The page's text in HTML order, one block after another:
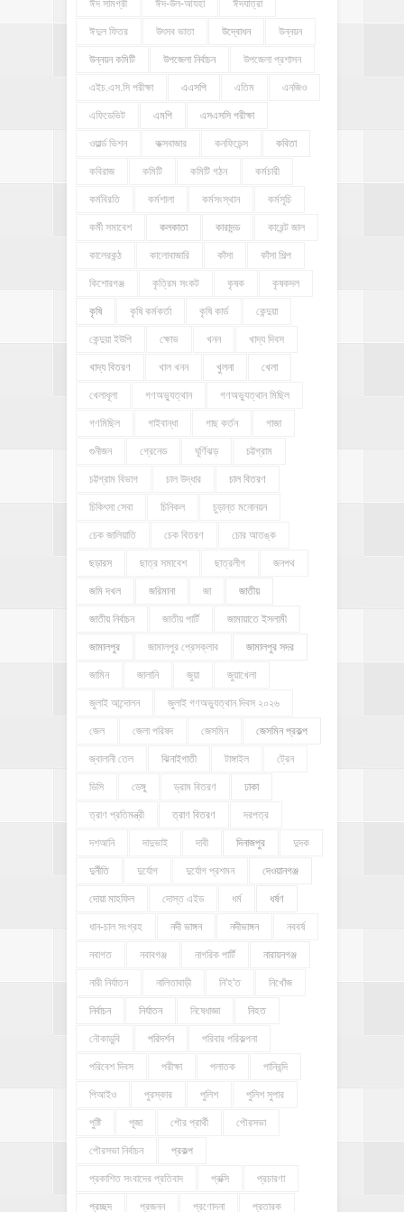
ঈদ সামগ্রী ঈদ-উল-আযহা ঈদযাত্রা
ঈদুল ফিতর উৎসব ভাতা উদ্বোধন উন্নয়ন
উন্নয়ন কমিটি উপজেলা নির্বাচন উপজেলা প্রশাসন
এইচ.এস.সি পরীক্ষা এএসপি এতিম এনজিও
এফিডেভিট এমপি এসএসসি পরীক্ষা
ওয়ার্ল্ড ভিশন কক্সবাজার কনফিডেন্স কবিতা
কবিরাজ কমিটি কমিটি গঠন কর্মচারী
কর্মবিরতি কর্মশালা কর্মসংস্থান কর্মসূচি
কর্মী সমাবেশ কলকাতা কারাদন্ড কারেন্ট জাল
কালেরকন্ঠ কালোবাজারি কাঁসা কাঁসা শিল্প
কিশোরগঞ্জ কৃত্রিম সংকট কৃষক কৃষকদল
কৃষি কৃষি কর্মকর্তা কৃষি কার্ড কেন্দুয়া
কেন্দুয়া ইউপি ক্ষোভ খনন খাদ্য দিবস
খাদ্য বিতরণ খাল খনন খুলনা খেলা
খেলাধূলা গণঅভ্যুত্থান গণঅভ্যুত্থান মিছিল
গণমিছিল গাইবান্ধা গাছ কর্তন গাজা
গুনীজন গ্রেনেড ঘূর্ণিঝড় চট্টগ্রাম
চট্টগ্রাম বিভাগ চাল উদ্ধার চাল বিতরণ
চিকিৎসা সেবা চিনিকল চুড়ান্ত মনোনয়ন
চেক জালিয়াতি চেক বিতরণ চোর আতঙ্ক
ছড়ারস ছাত্র সমাবেশ ছাত্রলীগ জনপথ
জমি দখল জরিমানা জা জাতীয়
জাতীয় নির্বাচন জাতীয় পার্টি জামায়াতে ইসলামী
জামালপুর জামালপুর প্রেসক্লাব জামালপুর সদর
জামিন জালানি জুয়া জুয়াখেলা
জুলাই আন্দোলন জুলাই গণঅভ্যুত্থান দিবস ২০২৬
জেল জেলা পরিষদ জেসমিন জেসমিন প্রকল্প
জ্বালানী তেল ঝিনাইগাতী টাঙ্গাইল ট্রেন
ডিসি ডেঙ্গু ড্রাম বিতরণ ঢাকা
ত্রাণ প্রতিমন্ত্রী ত্রাণ বিতরণ দরপত্র
দশআনি দাদুভাই দাবী দিনাজপুর দুদক
দুর্নীতি দুর্যোগ দুর্যোগ প্রশমন দেওয়ানগঞ্জ
দোয়া মাহফিল দোস্ত এইড ধর্ম ধর্ষণ
ধান-চাল সংগ্রহ নদী ভাঙ্গন নদীভাঙ্গন নববর্ষ
নবাগত নবাবগঞ্জ নাগরিক পার্টি নারায়নগঞ্জ
নারী নির্যাতন নালিতাবাড়ী নি'হ'ত নিখোঁজ
নির্বাচন নির্যাতন নিষেধাজ্ঞা নিহত
নৌকাডুবি পরিদর্শন পরিবার পরিকল্পনা
পরিবেশ দিবস পরীক্ষা পলাতক পানিবন্দি
পিআইও পুরস্কার পুলিশ পুলিশ সুপার
পুষ্টি পূজা পৌর প্রার্থী পৌরসভা
পৌরসভা নির্বাচন প্রকল্প
প্রকাশিত সংবাদের প্রতিবাদ প্রক্সি প্রচারণা
প্রচ্ছদ প্রজনন প্রণোদনা প্রতারক